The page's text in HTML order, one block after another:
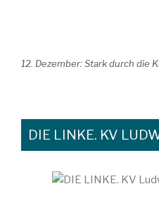
12. Dezember: Stark durch die
DIE LINKE. KV